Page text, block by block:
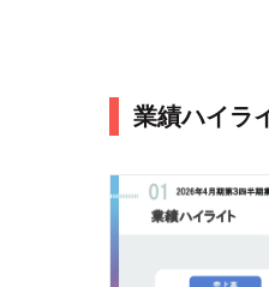
業績ハイラ